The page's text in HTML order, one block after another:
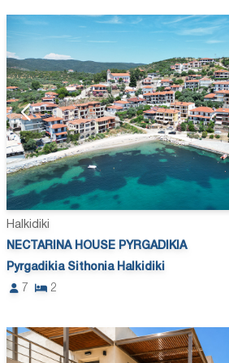
Halkidiki
NECTARINA HOUSE PYRGADIKIA
Pyrgadikia Sithonia Halkidiki
7
2